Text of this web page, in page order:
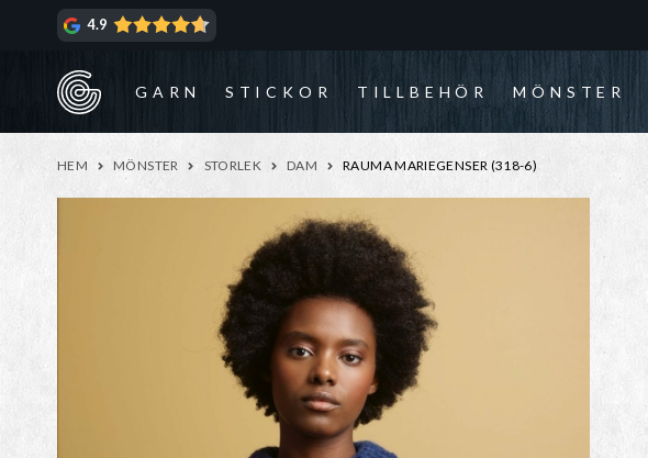
4.9
GARN STICKOR TILLBEHÖR MÖNSTER
HEM MÖNSTER STORLEK DAM RAUMA MARIEGENSER (318-6)